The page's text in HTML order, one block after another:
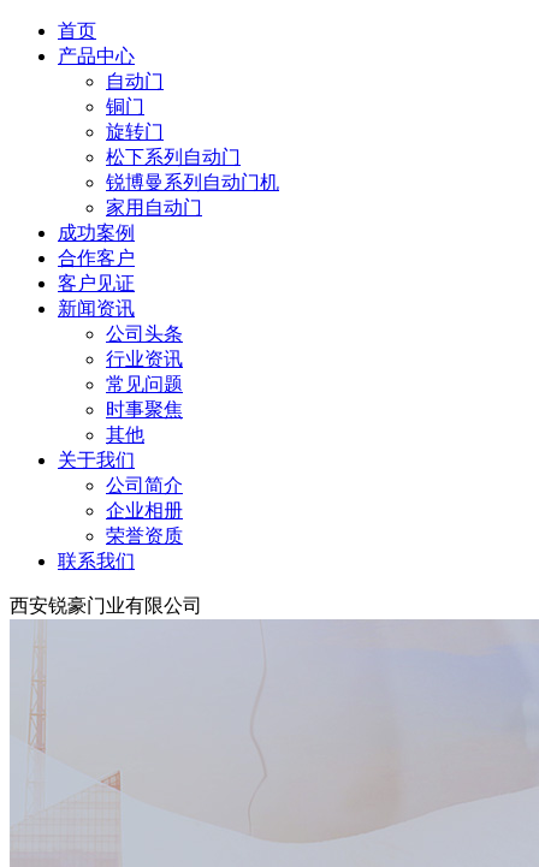
首页
产品中心
自动门
铜门
旋转门
松下系列自动门
锐博曼系列自动门机
家用自动门
成功案例
合作客户
客户见证
新闻资讯
公司头条
行业资讯
常见问题
时事聚焦
其他
关于我们
公司简介
企业相册
荣誉资质
联系我们
西安锐豪门业有限公司